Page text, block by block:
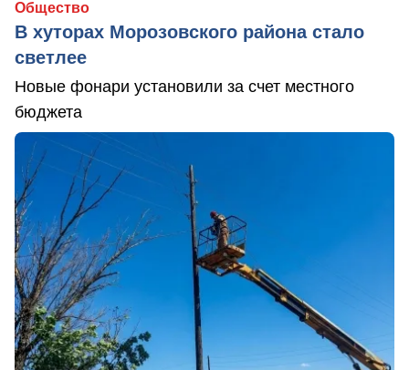
Общество
В хуторах Морозовского района стало
светлее
Новые фонари установили за счет местного
бюджета